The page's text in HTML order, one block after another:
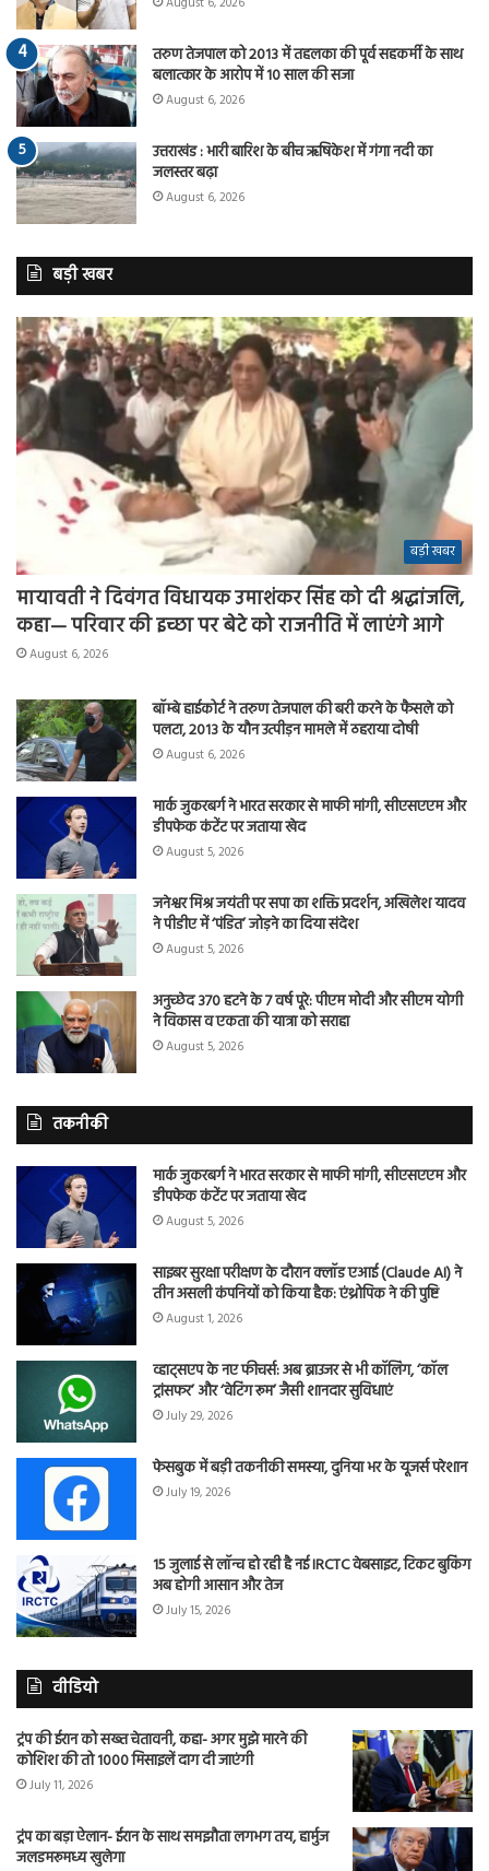
तरुण तेजपाल को 2013 में तहलका की पूर्व सहकर्मी के साथ
बलात्कार के आरोप में 10 साल की सजा
August 6, 2026
उत्तराखंड : भारी बारिश के बीच ऋषिकेश में गंगा नदी का
जलस्तर बढ़ा
August 6, 2026
बड़ी खबर
बड़ी खबर
मायावती ने दिवंगत विधायक उमाशंकर सिंह को दी श्रद्धांजलि,
कहा— परिवार की इच्छा पर बेटे को राजनीति में लाएंगे आगे
August 6, 2026
बॉम्बे हाईकोर्ट ने तरुण तेजपाल की बरी करने के फैसले को
पलटा, 2013 के यौन उत्पीड़न मामले में ठहराया दोषी
August 6, 2026
मार्क जुकरबर्ग ने भारत सरकार से माफी मांगी, सीएसएएम और
डीपफेक कंटेंट पर जताया खेद
August 5, 2026
जनेश्वर मिश्र जयंती पर सपा का शक्ति प्रदर्शन, अखिलेश यादव
ने पीडीए में ‘पंडित’ जोड़ने का दिया संदेश
August 5, 2026
अनुच्छेद 370 हटने के 7 वर्ष पूरे: पीएम मोदी और सीएम योगी
ने विकास व एकता की यात्रा को सराहा
August 5, 2026
तकनीकी
मार्क जुकरबर्ग ने भारत सरकार से माफी मांगी, सीएसएएम और
डीपफेक कंटेंट पर जताया खेद
August 5, 2026
साइबर सुरक्षा परीक्षण के दौरान क्लॉड एआई (Claude AI) ने
तीन असली कंपनियों को किया हैक: एंथ्रोपिक ने की पुष्टि
August 1, 2026
व्हाट्सएप के नए फीचर्स: अब ब्राउजर से भी कॉलिंग, ‘कॉल
ट्रांसफर’ और ‘वेटिंग रूम’ जैसी शानदार सुविधाएं
July 29, 2026
फेसबुक में बड़ी तकनीकी समस्या, दुनिया भर के यूजर्स परेशान
July 19, 2026
15 जुलाई से लॉन्च हो रही है नई IRCTC वेबसाइट, टिकट बुकिंग
अब होगी आसान और तेज
July 15, 2026
वीडियो
ट्रंप की ईरान को सख्त चेतावनी, कहा- अगर मुझे मारने की
कोशिश की तो 1000 मिसाइलें दाग दी जाएंगी
July 11, 2026
ट्रंप का बड़ा ऐलान- ईरान के साथ समझौता लगभग तय, हार्मुज
जलडमरूमध्य खुलेगा